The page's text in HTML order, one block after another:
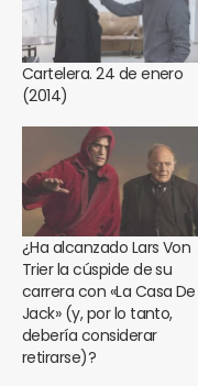
Cartelera. 24 de enero
(2014)
¿Ha alcanzado Lars Von
Trier la cúspide de su
carrera con «La Casa De
Jack» (y, por lo tanto,
debería considerar
retirarse)?